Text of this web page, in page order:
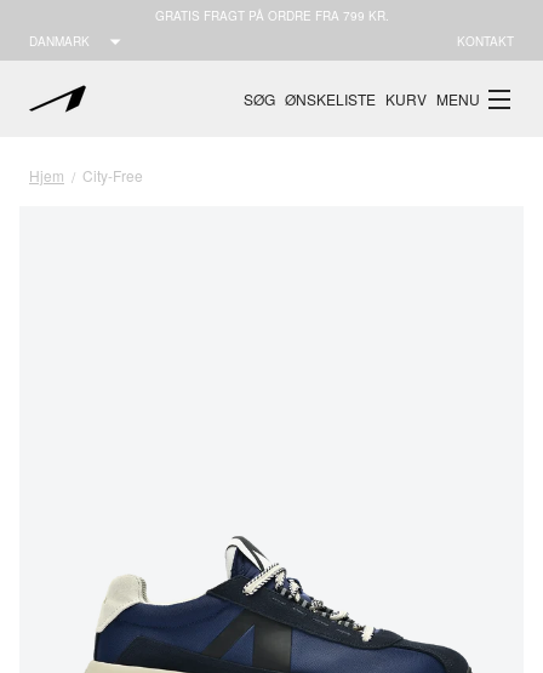
DANMARK
GRATIS FRAGT PÅ ORDRE FRA 799 KR.
KONTAKT
SØG ØNSKELISTE KURV MENU
Hjem / City-Free